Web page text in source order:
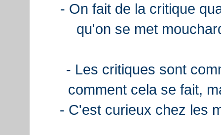
- On fait de la critique
qu'on se met
- Les critiques sont
comment cela se fait,
- C'est curieux chez les